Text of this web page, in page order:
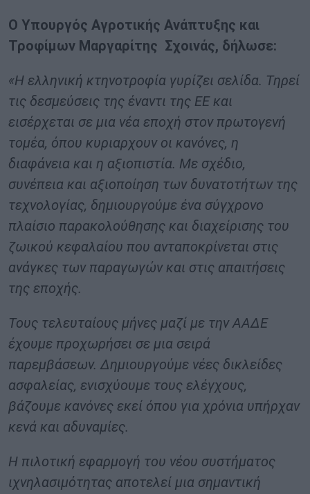
Ο Υπουργός Αγροτικής Ανάπτυξης και
Τροφίμων Μαργαρίτης Σχοινάς, δήλωσε:
«Η ελληνική κτηνοτροφία γυρίζει σελίδα. Τηρεί
τις δεσμεύσεις της έναντι της ΕΕ και
εισέρχεται σε μια νέα εποχή στον πρωτογενή
τομέα, όπου κυριαρχουν οι κανόνες, η
διαφάνεια και η αξιοπιστία. Με σχέδιο,
συνέπεια και αξιοποίηση των δυνατοτήτων της
τεχνολογίας, δημιουργούμε ένα σύγχρονο
πλαίσιο παρακολούθησης και διαχείρισης του
ζωικού κεφαλαίου που ανταποκρίνεται στις
ανάγκες των παραγωγών και στις απαιτήσεις
της εποχής.
Τους τελευταίους μήνες μαζί με την ΑΑΔΕ
έχουμε προχωρήσει σε μια σειρά
παρεμβάσεων. Δημιουργούμε νέες δικλείδες
ασφαλείας, ενισχύουμε τους ελέγχους,
βάζουμε κανόνες εκεί όπου για χρόνια υπήρχαν
κενά και αδυναμίες.
Η πιλοτική εφαρμογή του νέου συστήματος
ιχνηλασιμότητας αποτελεί μια σημαντική